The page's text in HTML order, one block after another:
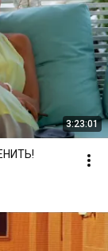
3:23:01